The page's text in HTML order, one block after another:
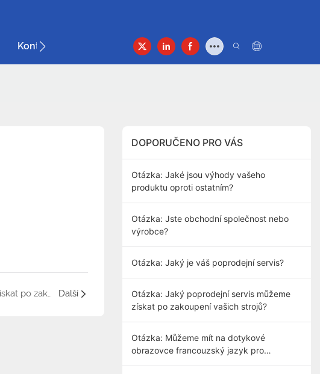
Kontakt
Otázka: Jaký poprodejní servis můžeme získat po zakoupení vašich strojů? Další
DOPORUČENO PRO VÁS
Otázka: Jaké jsou výhody vašeho
produktu oproti ostatním?
Otázka: Jste obchodní společnost nebo
výrobce?
Otázka: Jaký je váš poprodejní servis?
Otázka: Jaký poprodejní servis můžeme
získat po zakoupení vašich strojů?
Otázka: Můžeme mít na dotykové
obrazovce francouzský jazyk pro